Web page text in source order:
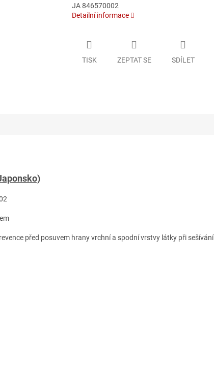
JA 846570002
Detailní informace
TISK ZEPTAT SE SDÍLET
před posuvem hrany vrchní a spodní vrstvy látky při sešívání